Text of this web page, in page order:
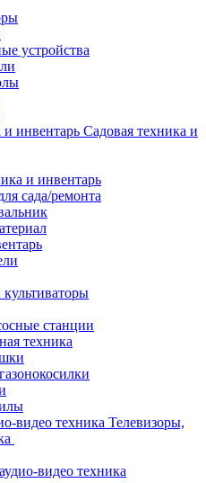
устройства
Садовая техника и
и инвентарь
сада/ремонта
станции
техника
Телевизоры,
видео техника